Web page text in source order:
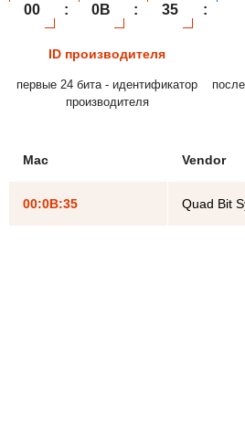
00 : 0B : 35 :
ID производителя
первые 24 бита - идентификатор
производителя
Mac Vendor
00:0B:35 Quad Bit